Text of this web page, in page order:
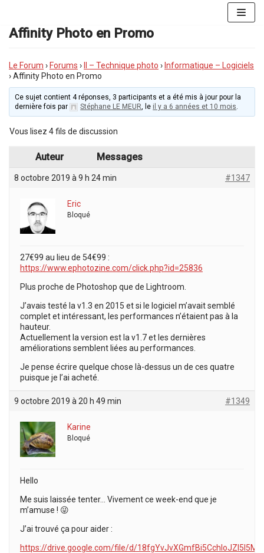
au
contenu
Affinity Photo en Promo
Le Forum › Forums › II – Technique photo › Informatique – Logiciels
›Affinity Photo en Promo
Ce sujet contient 4 réponses, 3 participants et a été mis à jour pour la
dernière fois par
Stéphane LE MEUR, le il y a 6 années et 10 mois.
Vous lisez 4 fils de discussion
Auteur Messages
8 octobre 2019 à 9 h 24 min #1347
Eric
Bloqué
27€99 au lieu de 54€99 :
https://www.ephotozine.com/click.php?id=25836
Plus proche de Photoshop que de Lightroom.
J’avais testé la v1.3 en 2015 et si le logiciel m’avait semblé
complet et intéressant, les performances n’étaient pas à la
hauteur.
Actuellement la version est la v1.7 et les dernières
améliorations semblent liées au performances.
Je pense écrire quelque chose là-dessus un de ces quatre
puisque je l’ai acheté.
9 octobre 2019 à 20 h 49 min #1349
Karine
Bloqué
Hello
Me suis laissée tenter… Vivement ce week-end que je
m’amuse ! 😜
J’ai trouvé ça pour aider :
https://drive.google.com/file/d/